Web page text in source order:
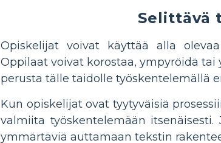
Selittävä
Opiskelijat voivat käyttää alla
Oppilaat voivat korostaa, ympyröidä tai
perusta tälle taidolle työskentelemällä
Kun opiskelijat ovat tyytyväisiä
valmiita työskentelemään
ymmärtäviä auttamaan tekstin